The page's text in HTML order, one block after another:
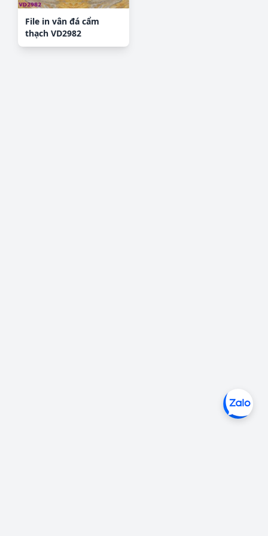
File in vân đá cẩm
thạch VD2982